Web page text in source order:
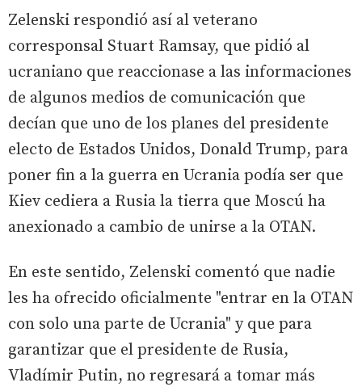
Zelenski respondió así al veterano
corresponsal Stuart Ramsay, que pidió al
ucraniano que reaccionase a las informaciones
de algunos medios de comunicación que
decían que uno de los planes del presidente
electo de Estados Unidos, Donald Trump, para
poner fin a la guerra en Ucrania podía ser que
Kiev cediera a Rusia la tierra que Moscú ha
anexionado a cambio de unirse a la OTAN.
En este sentido, Zelenski comentó que nadie
les ha ofrecido oficialmente "entrar en la OTAN
con solo una parte de Ucrania" y que para
garantizar que el presidente de Rusia,
Vladímir Putin, no regresará a tomar más